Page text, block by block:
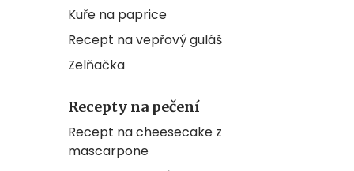
Kuře na paprice
Recept na vepřový guláš
Zelňačka
Recepty na pečení
Recept na cheesecake z
mascarpone